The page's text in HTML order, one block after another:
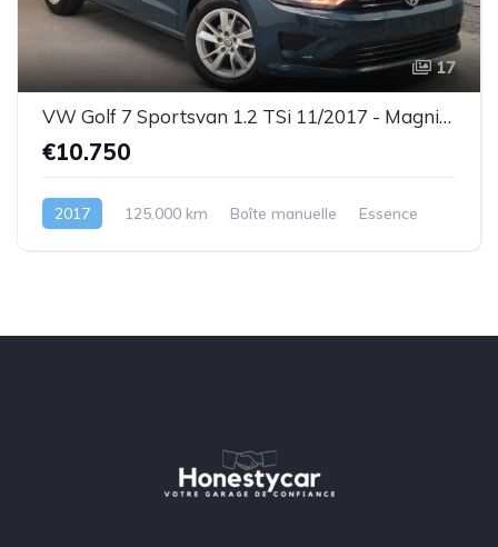
17
VW Golf 7 Sportsvan 1.2 TSi 11/2017 - Magnifique état ! ! !- GARANTIE
€10.750
2017 125.000 km Boîte manuelle Essence